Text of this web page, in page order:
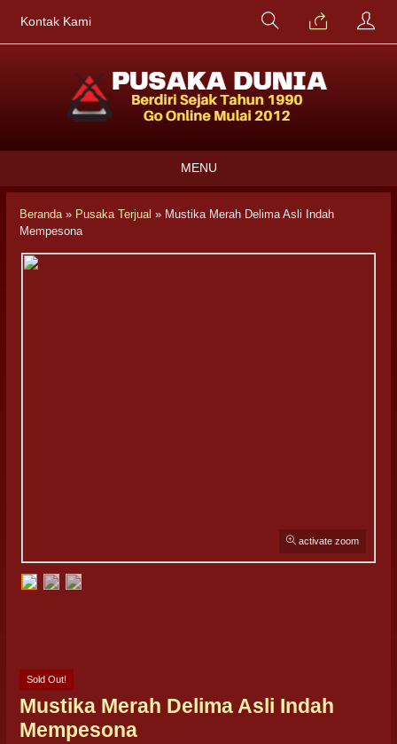
Kontak Kami
MENU
Beranda» Pusaka Terjual » Mustika Merah Delima Asli Indah
Mempesona
activate zoom
Sold Out!
Mustika Merah Delima Asli Indah
Mempesona